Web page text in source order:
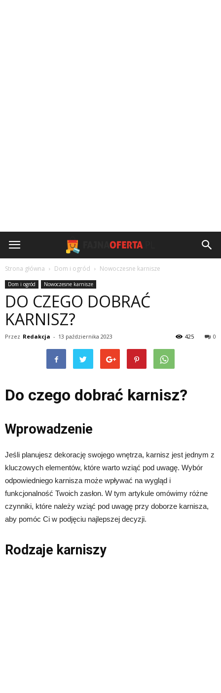
Strona główna Dom i ogród Nowoczesne karnisze
Dom i ogród Nowoczesne karnisze
DO CZEGO DOBRAĆ
KARNISZ?
Przez Redakcja - 13 października 2023 0
425
Do czego dobrać karnisz?
Wprowadzenie
Jeśli planujesz dekorację swojego wnętrza, karnisz jest jednym z
kluczowych elementów, które warto wziąć pod uwagę. Wybór
odpowiedniego karnisza może wpływać na wygląd i
funkcjonalność Twoich zasłon. W tym artykule omówimy różne
czynniki, które należy wziąć pod uwagę przy doborze karnisza,
aby pomóc Ci w podjęciu najlepszej decyzji.
Rodzaje karniszy